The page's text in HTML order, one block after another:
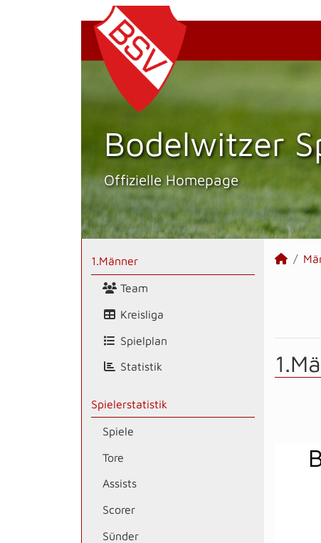
Bodelwitzer
Offizielle Homepage
1.Männer
Team
Kreisliga
Spielplan
Statistik
Spielerstatistik
Spiele
Tore
Assists
Scorer
Sünder